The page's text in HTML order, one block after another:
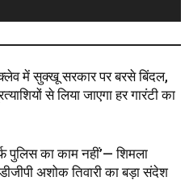
में सुक्खू सरकार पर बरसे बिंदल,
से लिया जाएगा हर गारंटी का
पुलिस का काम नहीं’— शिमला
अशोक तिवारी का बड़ा संदेश